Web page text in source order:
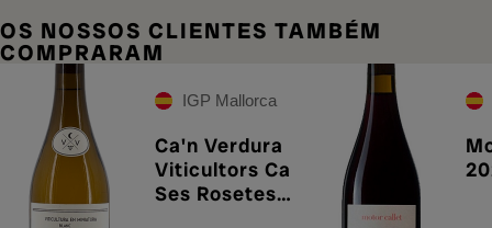
OS NOSSOS CLIENTES TAMBÉM
COMPRARAM
IGP Mallorca
Ca'n Verdura
Viticultors Ca
Ses Rosetes